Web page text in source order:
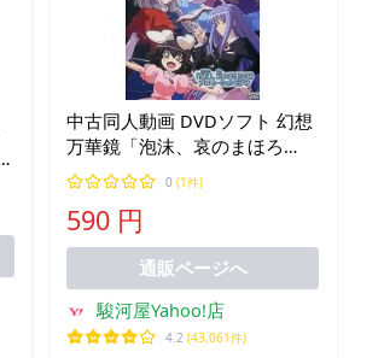
中古同人動画 DVDソフト 幻想
万華鏡「泡沫、哀のまほろ
ば」 プロモーションビデオ /
満福神社＆幽閉サテライト
0 (1件)
590 円
通販ページへ
駿河屋Yahoo!店
4.2 (43,061件)